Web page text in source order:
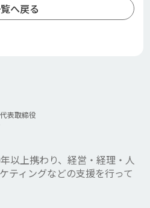
へ戻る
表取締役
以上携わり、 経営・経理・人
ティングなどの支援を行って